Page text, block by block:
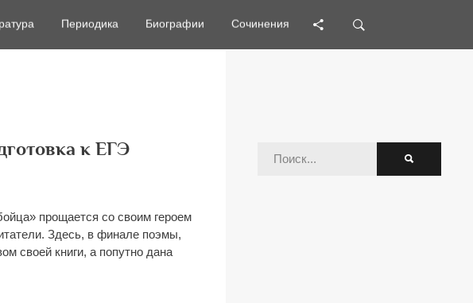
Периодика
Периодика Биографии
Биографии Сочинения
Сочинения
к ЕГЭ
прощается со своим героем
Здесь, в финале поэмы,
своей книги, а попутно дана